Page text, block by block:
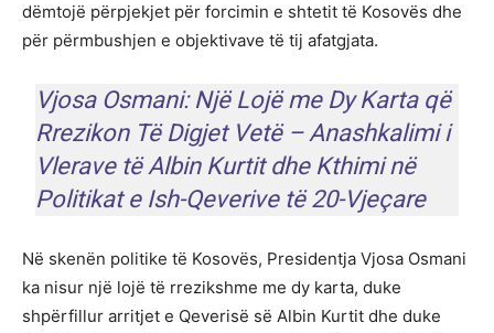
dëmtojë përpjekjet për forcimin e shtetit të Kosovës dhe
për përmbushjen e objektivave të tij afatgjata.
Vjosa Osmani: Një Lojë me Dy Karta që
Rrezikon Të Digjet Vetë – Anashkalimi i
Vlerave të Albin Kurtit dhe Kthimi në
Politikat e Ish-Qeverive të 20-Vjeçare
Në skenën politike të Kosovës, Presidentja Vjosa Osmani
ka nisur një lojë të rrezikshme me dy karta, duke
shpërfillur arritjet e Qeverisë së Albin Kurtit dhe duke